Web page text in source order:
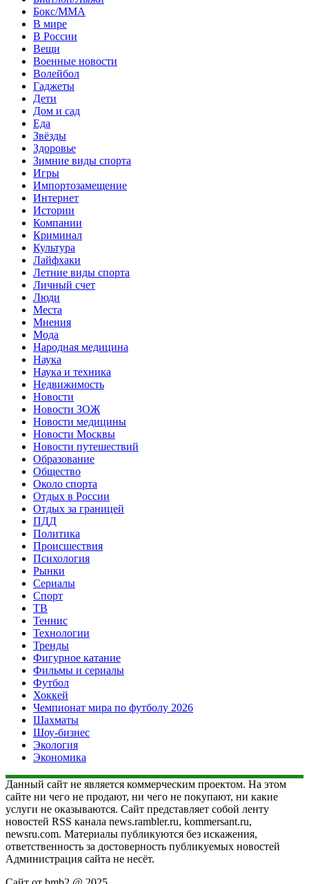
Бокс/MMA
В мире
В России
Вещи
Военные новости
Волейбол
Гаджеты
Дети
Дом и сад
Еда
Звёзды
Здоровье
Зимние виды спорта
Игры
Импортозамещение
Интернет
Истории
Компании
Криминал
Культура
Лайфхаки
Летние виды спорта
Личный счет
Люди
Места
Мнения
Мода
Народная медицина
Наука
Наука и техника
Недвижимость
Новости
Новости ЗОЖ
Новости медицины
Новости Москвы
Новости путешествий
Образование
Общество
Около спорта
Отдых в России
Отдых за границей
ПДД
Политика
Происшествия
Психология
Рынки
Сериалы
Спорт
ТВ
Теннис
Технологии
Тренды
Фигурное катание
Фильмы и сериалы
Футбол
Хоккей
Чемпионат мира по футболу 2026
Шахматы
Шоу-бизнес
Экология
Экономика
Данный сайт не является коммерческим проектом. На этом
сайте ни чего не продают, ни чего не покупают, ни какие
услуги не оказываются. Сайт представляет собой ленту
новостей RSS канала news.rambler.ru, kommersant.ru,
newsru.com. Материалы публикуются без искажения,
ответственность за достоверность публикуемых новостей
Администрация сайта не несёт.